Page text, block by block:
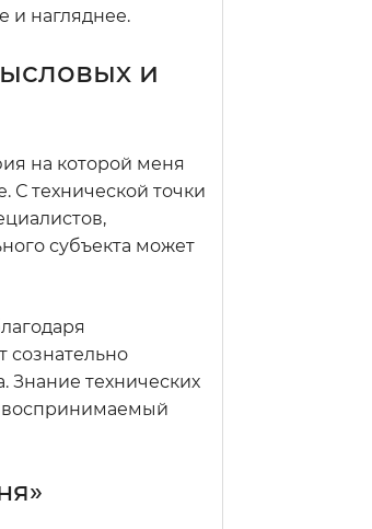
и нагляднее.
и
на которой меня
С технической точки
субъекта может
Знание технических
воспринимаемый